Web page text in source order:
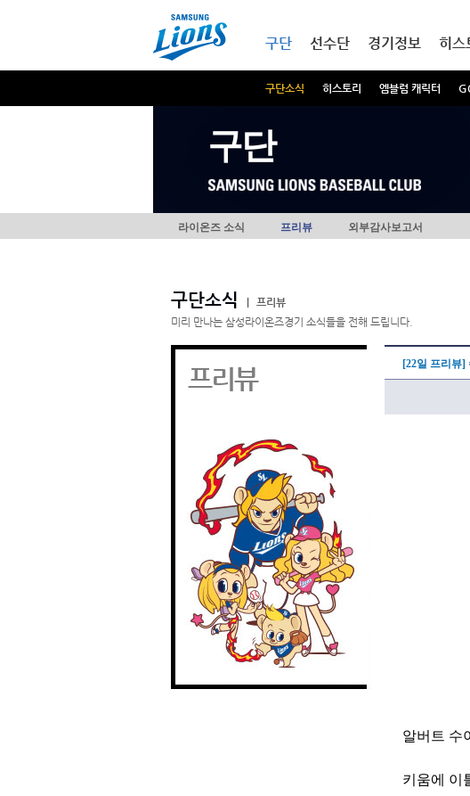
구단
구단소식 히스토리 엠블럼 캐릭터
선수단 경기정보 히스
구단
라이온즈 소식 프리뷰 외부감사보고서
구단소식
프리뷰
미리 만나는 삼성라이온즈경기 소식들을 전해 드립니다.
프리뷰 [22일 프리뷰]
알버트 수
키움에 이